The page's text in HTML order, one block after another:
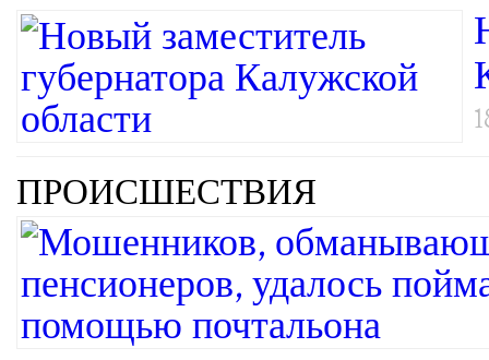
ПРОИСШЕСТВИЯ